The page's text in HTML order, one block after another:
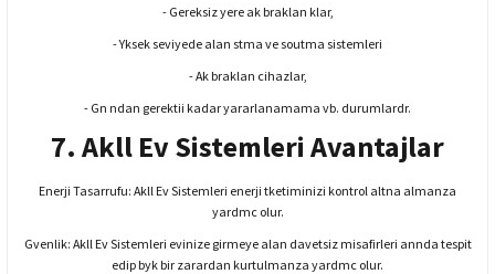
- Gereksiz yere ak braklan klar,
- Yksek seviyede alan stma ve soutma sistemleri
- Ak braklan cihazlar,
- Gn ndan gerektii kadar yararlanamama vb. durumlardr.
7. Akll Ev Sistemleri Avantajlar
Enerji Tasarrufu: Akll Ev Sistemleri enerji tketiminizi kontrol altna almanza
yardmc olur.
Gvenlik: Akll Ev Sistemleri evinize girmeye alan davetsiz misafirleri annda tespit
edip byk bir zarardan kurtulmanza yardmc olur.